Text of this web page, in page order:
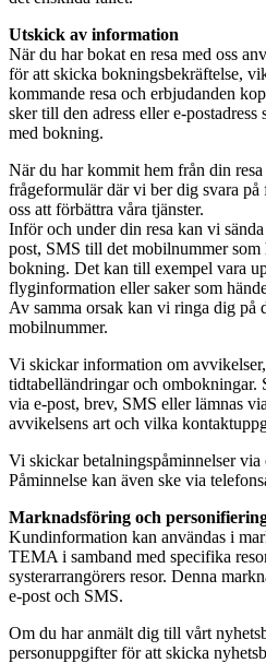
Utskick av information
När du har bokat en resa med oss
för att skicka bokningsbekräftelse,
kommande resa och erbjudanden
sker till den adress eller e-postadress
med bokning.
När du har kommit hem från din
frågeformulär där vi ber dig svara
oss att förbättra våra tjänster.
Inför och under din resa kan vi
post, SMS till det mobilnummer som
bokning. Det kan till exempel vara
flyginformation eller saker som
Av samma orsak kan vi ringa dig på
mobilnummer.
Vi skickar information om
tidtabelländringar och ombokningar.
via e-post, brev, SMS eller lämnas
avvikelsens art och vilka
Vi skickar betalningspåminnelser via
Påminnelse kan även ske via
Marknadsföring och
Kundinformation kan användas i
TEMA i samband med specifika
systerarrangörers resor. Denna
e-post och SMS.
Om du har anmält dig till vårt
personuppgifter för att skicka